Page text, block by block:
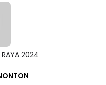
RAYA 2024